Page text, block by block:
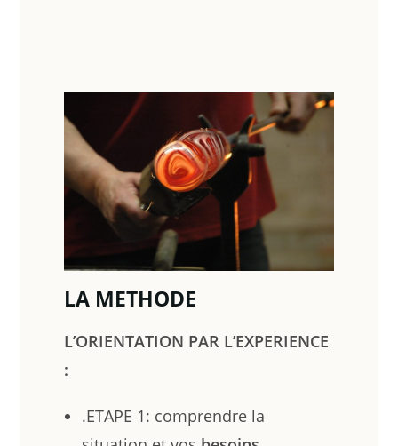
LA METHODE
L’ORIENTATION PAR L’EXPERIENCE
:
.ETAPE 1: comprendre la